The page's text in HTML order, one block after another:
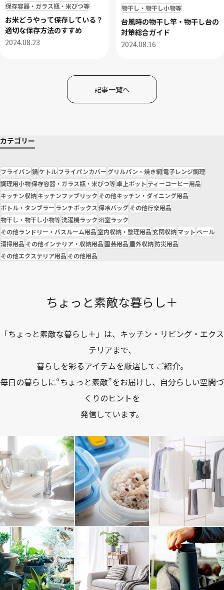
保存容器・ガラス瓶・米びつ等
お米どうやって保存している？
適切な保存方法のすすめ
2024.08.23
物干し・物干し小物等
台風時の物干し竿・物干し台の
対策総合ガイド
2024.08.16
記事一覧へ
カテゴリー
フライパン鍋ケトルフライパンカバーグリルパン・焼き網電子レンジ調理
調理用小物保存容器・ガラス瓶・米びつ等卓上ポット ティーコーヒー用品
キッチン収納キッチンファブリック その他キッチン・ダイニング用品
ボトル・タンブラー ランチボックス保冷バッグその他行楽用品
物干し・物干し小物等洗濯機ラック浴室ラック
その他ランドリー・バスルーム用品室内収納・整理用品玄関収納マットペール
清掃用品 その他インテリア・収納用品園芸用品屋外収納防災用品
その他エクステリア用品 その他用品
ちょっと素敵な暮らし＋
「ちょっと素敵な暮らし＋」は、キッチン・リビング・エクス
テリアまで、
暮らしを彩るアイテムを厳選してご紹介。
毎日の暮らしに“ちょっと素敵”をお届けし、自分らしい空間づ
くりのヒントを
発信しています。